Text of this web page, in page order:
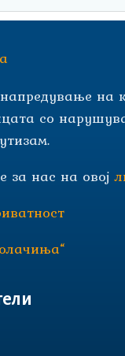
на
со
за нас на овој